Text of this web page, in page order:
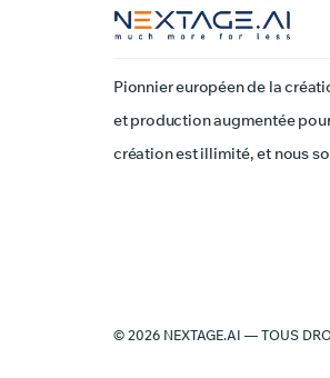
Pionnier européen de la
et production augmentée
création est illimité, et nous
© 2026 NEXTAGE.AI — TOUS